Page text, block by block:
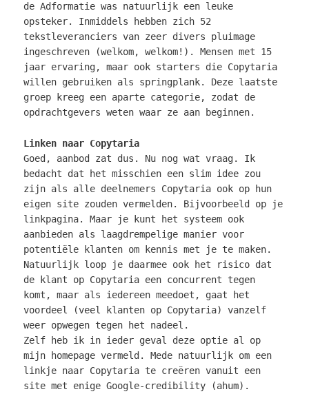
de Adformatie was natuurlijk een leuke
opsteker. Inmiddels hebben zich 52
tekstleveranciers van zeer divers pluimage
ingeschreven (welkom, welkom!). Mensen met 15
jaar ervaring, maar ook starters die Copytaria
willen gebruiken als springplank. Deze laatste
groep kreeg een aparte categorie, zodat de
opdrachtgevers weten waar ze aan beginnen.
Linken naar Copytaria
Goed, aanbod zat dus. Nu nog wat vraag. Ik
bedacht dat het misschien een slim idee zou
zijn als alle deelnemers Copytaria ook op hun
eigen site zouden vermelden. Bijvoorbeeld op je
linkpagina. Maar je kunt het systeem ook
aanbieden als laagdrempelige manier voor
potentiële klanten om kennis met je te maken.
Natuurlijk loop je daarmee ook het risico dat
de klant op Copytaria een concurrent tegen
komt, maar als iedereen meedoet, gaat het
voordeel (veel klanten op Copytaria) vanzelf
weer opwegen tegen het nadeel.
Zelf heb ik in ieder geval deze optie al op
mijn homepage vermeld. Mede natuurlijk om een
linkje naar Copytaria te creëren vanuit een
site met enige Google-credibility (ahum).